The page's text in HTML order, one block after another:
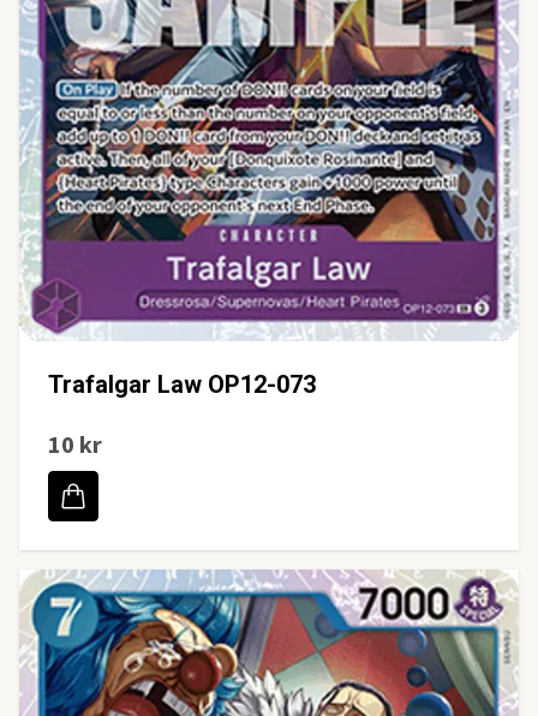
Trafalgar Law OP12-073
10 kr